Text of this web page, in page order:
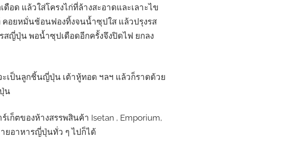
อด แล้วใส่โครงไก่ที่ล้างสะอาดและเลาะไข
คอยหมั่นช้อนฟองทิ้งจนน้ำซุปใส แล้วปรุงรส
ญี่ปุ่น พอน้ำซุปเดือดอีกครั้งจึงปิดไฟ ยกลง
ะเป็นลูกชิ้นญี่ปุ่น เต้าหู้ทอด ฯลฯ แล้วก็ราดด้วย
น
ก็ตของห้างสรรพสินค้า Isetan , Emporium,
ยอาหารญี่ปุ่นทั่ว ๆ ไปก็ได้